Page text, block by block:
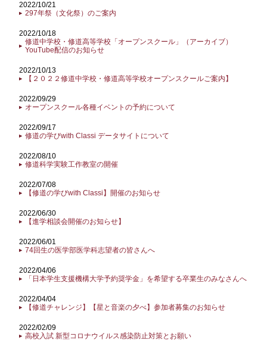
2022/10/21
297年祭（文化祭）のご案内
2022/10/18
修道中学校・修道高等学校「オープンスクール」（アーカイブ）
YouTube配信のお知らせ
2022/10/13
【２０２２修道中学校・修道高等学校オープンスクールご案内】
2022/09/29
オープンスクール各種イベントの予約について
2022/09/17
修道の学びwith Classi データサイトについて
2022/08/10
修道科学実験工作教室の開催
2022/07/08
【修道の学びwith Classi】開催のお知らせ
2022/06/30
【進学相談会開催のお知らせ】
2022/06/01
74回生の医学部医学科志望者の皆さんへ
2022/04/06
「日本学生支援機構大学予約奨学金」を希望する卒業生のみなさんへ
2022/04/04
【修道チャレンジ】【星と音楽の夕べ】参加者募集のお知らせ
2022/02/09
高校入試 新型コロナウイルス感染防止対策とお願い